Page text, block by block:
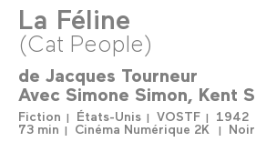
La Féline
(Cat People)
de Jacques Tourneur
Avec Simone Simon Kent
Fiction États-Unis VOSTF
1942
73 min
Cinéma Numérique 2K